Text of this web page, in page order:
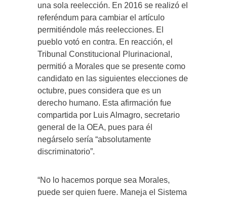
una sola reelección. En 2016 se realizó el
referéndum para cambiar el artículo
permitiéndole más reelecciones. El
pueblo votó en contra. En reacción, el
Tribunal Constitucional Plurinacional,
permitió a Morales que se presente como
candidato en las siguientes elecciones de
octubre, pues considera que es un
derecho humano. Esta afirmación fue
compartida por Luis Almagro, secretario
general de la OEA, pues para él
negárselo sería “absolutamente
discriminatorio”.
“No lo hacemos porque sea Morales,
puede ser quien fuere. Maneja el Sistema